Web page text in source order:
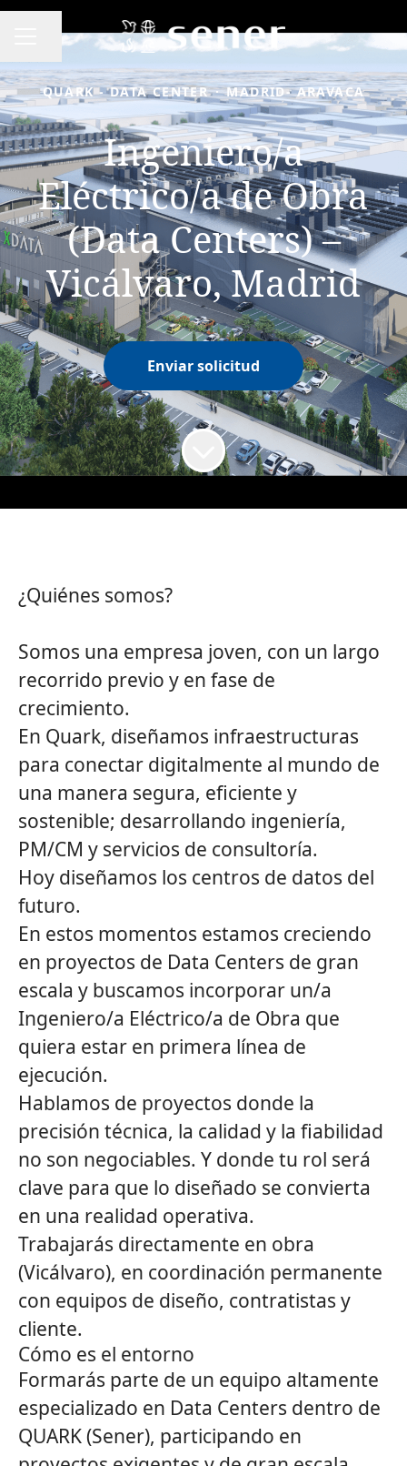
MENÚ DE EMPLEO
Compartir página
QUARK - DATA CENTER · MADRID- ARAVACA
Ingeniero/a
Eléctrico/a de Obra
(Data Centers) –
Vicálvaro, Madrid
Enviar solicitud
¿Quiénes somos?
Somos una empresa joven, con un largo
recorrido previo y en fase de
crecimiento.
En Quark, diseñamos infraestructuras
para conectar digitalmente al mundo de
una manera segura, eficiente y
sostenible; desarrollando ingeniería,
PM/CM y servicios de consultoría.
Hoy diseñamos los centros de datos del
futuro.
En estos momentos estamos creciendo
en proyectos de Data Centers de gran
escala y buscamos incorporar un/a
Ingeniero/a Eléctrico/a de Obra que
quiera estar en primera línea de
ejecución.
Hablamos de proyectos donde la
precisión técnica, la calidad y la fiabilidad
no son negociables. Y donde tu rol será
clave para que lo diseñado se convierta
en una realidad operativa.
Trabajarás directamente en obra
(Vicálvaro), en coordinación permanente
con equipos de diseño, contratistas y
cliente.
Cómo es el entorno
Formarás parte de un equipo altamente
especializado en Data Centers dentro de
QUARK (Sener), participando en